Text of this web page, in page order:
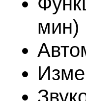
мин)